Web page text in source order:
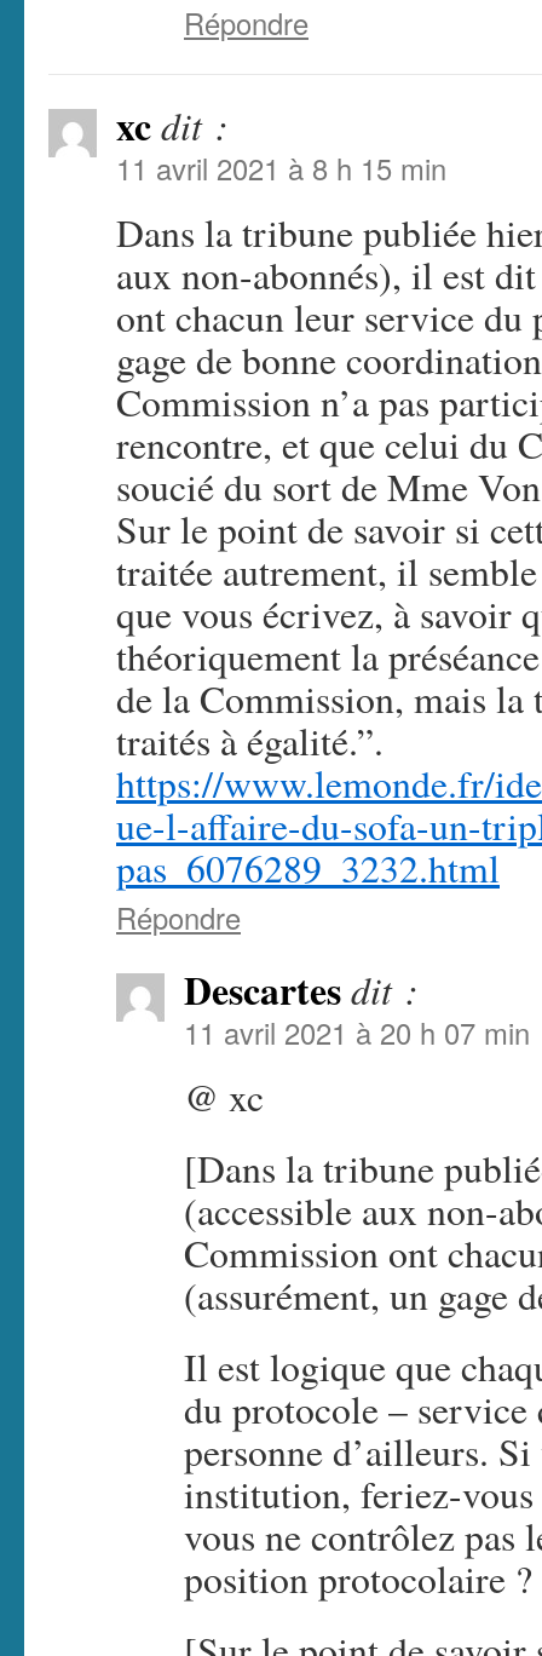
Répondre
xcdit :
11 avril 2021 à 8 h 15 min
Dans la tribune publiée
aux non-abonnés), il est
ont chacun leur service du
gage de bonne
Commission n’a pas
rencontre, et que celui du
soucié du sort de Mme
Sur le point de savoir si
traitée autrement, il
que vous écrivez, à savoir
théoriquement la
de la Commission, mais
traités à égalité.”.
https://www.lemonde.fr/
ue-l-affaire-du-sofa-un-
pas_6076289_3232.html
Répondre
Descartesdit :
11 avril 2021 à 20 h 07 min
@ xc
[Dans la tribune
(accessible aux non-
Commission ont
(assurément, un
Il est logique que
du protocole – service
personne d’ailleurs.
institution, feriez-vous
vous ne contrôlez pas
position protocolaire ?